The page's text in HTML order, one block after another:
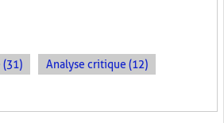
Analyse critique (12)